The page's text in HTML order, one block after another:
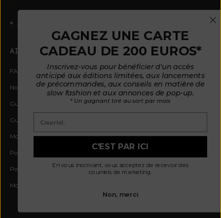
© 2026 - L'ENVERS
AIDE
FAQ
Nous contacter
Guide des tailles
Guide d'entretien
Mode de paiement par mensualités
Politique d'avis
Politique de confidentialité
Modalités et conditions
À PROPOS DE L'ENVERS
À propos de nous
Notre philosophie
Nos matières
Actualités
GAGNEZ UNE CARTE
CADEAU DE 200 EUROS*
Inscrivez-vous pour bénéficier d'un accès
anticipé aux éditions limitées, aux lancements
de précommandes, aux conseils en matière de
slow fashion et aux annonces de pop-up.
* Un gagnant tiré au sort par mois
C'EST PAR ICI
En vous inscrivant, vous acceptez de recevoir des
courriels de marketing.
Non, merci